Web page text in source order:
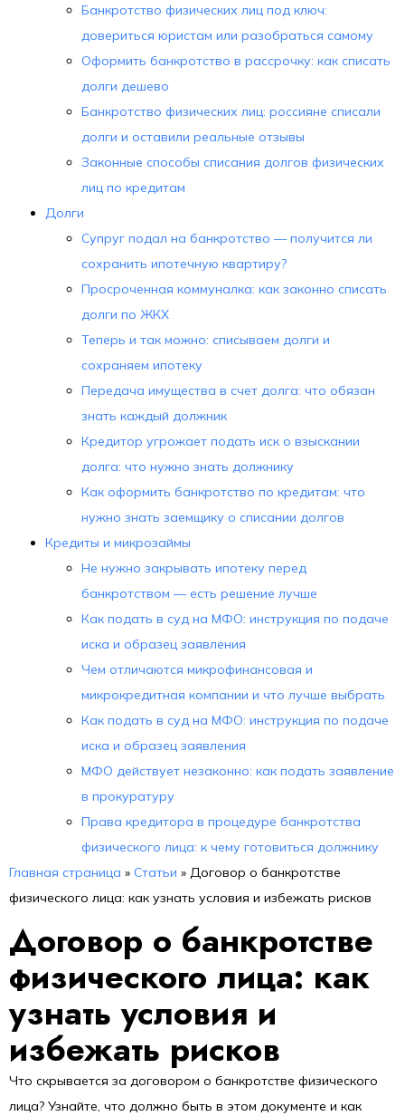
Банкротство физических лиц под ключ:
довериться юристам или разобраться самому
Оформить банкротство в рассрочку: как списать
долги дешево
Банкротство физических лиц: россияне списали
долги и оставили реальные отзывы
Законные способы списания долгов физических
лиц по кредитам
Долги
Супруг подал на банкротство — получится ли
сохранить ипотечную квартиру?
Просроченная коммуналка: как законно списать
долги по ЖКХ
Теперь и так можно: списываем долги и
сохраняем ипотеку
Передача имущества в счет долга: что обязан
знать каждый должник
Кредитор угрожает подать иск о взыскании
долга: что нужно знать должнику
Как оформить банкротство по кредитам: что
нужно знать заемщику о списании долгов
Кредиты и микрозаймы
Не нужно закрывать ипотеку перед
банкротством — есть решение лучше
Как подать в суд на МФО: инструкция по подаче
иска и образец заявления
Чем отличаются микрофинансовая и
микрокредитная компании и что лучше выбрать
Как подать в суд на МФО: инструкция по подаче
иска и образец заявления
МФО действует незаконно: как подать заявление
в прокуратуру
Права кредитора в процедуре банкротства
физического лица: к чему готовиться должнику
Главная страница » Статьи » Договор о банкротстве
физического лица: как узнать условия и избежать рисков
Договор о банкротстве
физического лица: как
узнать условия и
избежать рисков
Что скрывается за договором о банкротстве физического
лица? Узнайте, что должно быть в этом документе и как